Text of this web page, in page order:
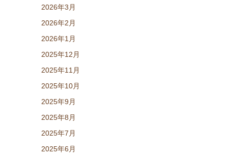
2026年3月
2026年2月
2026年1月
2025年12月
2025年11月
2025年10月
2025年9月
2025年8月
2025年7月
2025年6月